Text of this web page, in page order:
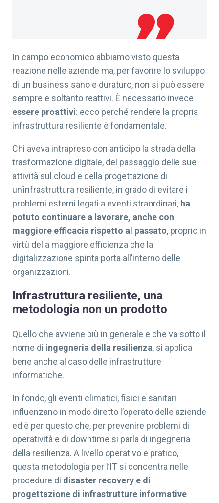
In campo economico abbiamo visto questa
reazione nelle aziende ma, per favorire lo sviluppo
di un business sano e duraturo, non si può essere
sempre e soltanto reattivi. È necessario invece
essere proattivi: ecco perché rendere la propria
infrastruttura resiliente è fondamentale.
Chi aveva intrapreso con anticipo la strada della
trasformazione digitale, del passaggio delle sue
attività sul cloud e della progettazione di
un’infrastruttura resiliente, in grado di evitare i
problemi esterni legati a eventi straordinari, ha
potuto continuare a lavorare, anche con
maggiore efficacia rispetto al passato, proprio in
virtù della maggiore efficienza che la
digitalizzazione spinta porta all’interno delle
organizzazioni.
Infrastruttura resiliente, una
metodologia non un prodotto
Quello che avviene più in generale e che va sotto il
nome di ingegneria della resilienza, si applica
bene anche al caso delle infrastrutture
informatiche.
In fondo, gli eventi climatici, fisici e sanitari
influenzano in modo diretto l’operato delle aziende
ed è per questo che, per prevenire problemi di
operatività e di downtime si parla di ingegneria
della resilienza. A livello operativo e pratico,
questa metodologia per l’IT si concentra nelle
procedure di disaster recovery e di
progettazione di infrastrutture informative